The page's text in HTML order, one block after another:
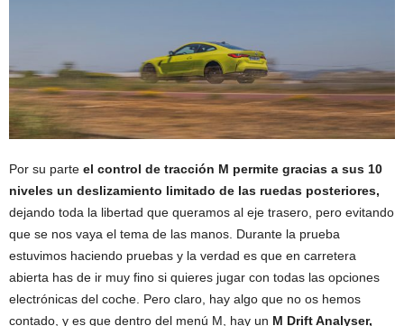
Por su parte el control de tracción M permite gracias a sus 10
niveles un deslizamiento limitado de las ruedas posteriores,
dejando toda la libertad que queramos al eje trasero, pero evitando
que se nos vaya el tema de las manos. Durante la prueba
estuvimos haciendo pruebas y la verdad es que en carretera
abierta has de ir muy fino si quieres jugar con todas las opciones
electrónicas del coche. Pero claro, hay algo que no os hemos
contado, y es que dentro del menú M, hay un M Drift Analyser,